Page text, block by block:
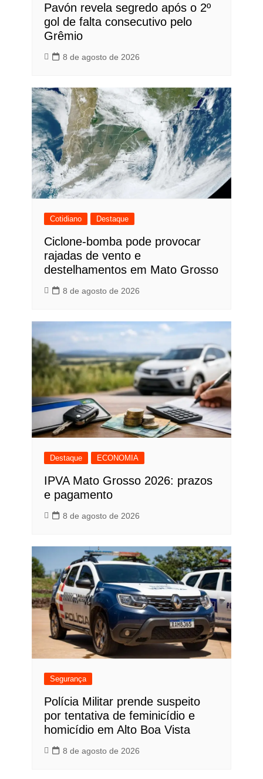
Pavón revela segredo após o 2º
gol de falta consecutivo pelo
Grêmio
8 de agosto de 2026
Cotidiano Destaque
Ciclone-bomba pode provocar
rajadas de vento e
destelhamentos em Mato Grosso
8 de agosto de 2026
Destaque ECONOMIA
IPVA Mato Grosso 2026: prazos
e pagamento
8 de agosto de 2026
Segurança
Polícia Militar prende suspeito
por tentativa de feminicídio e
homicídio em Alto Boa Vista
8 de agosto de 2026